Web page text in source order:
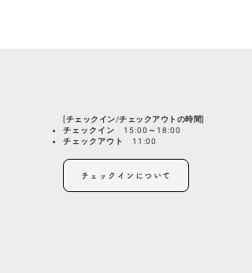
[チェックイン/チェックアウトの時間]
チェックイン 15:00～18:00
チェックアウト 11:00
チェックインについて